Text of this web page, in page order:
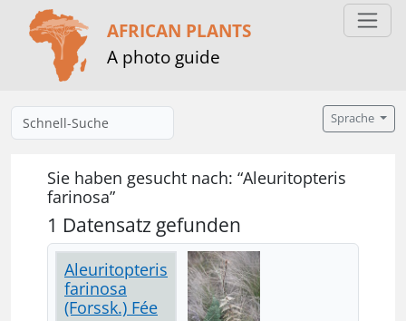
AFRICAN PLANTS
A photo guide
Sprache
Sie haben gesucht nach: “Aleuritopteris
farinosa”
1 Datensatz gefunden
Aleuritopteris
farinosa
(Forssk.) Fée